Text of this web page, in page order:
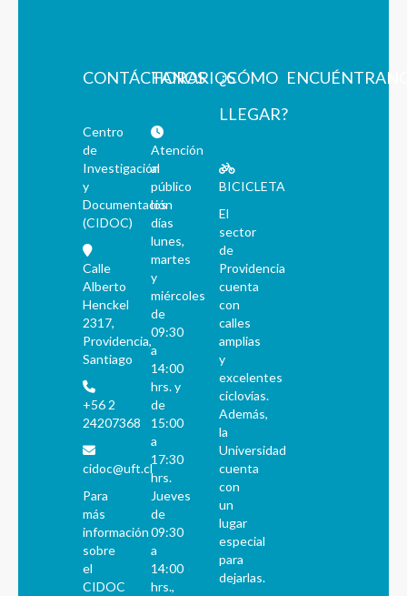
CONTÁCTANOS
Centro
de
Investigación
y
Documentación
(CIDOC)
Calle
Alberto
Henckel
2317,
Providencia,
Santiago
+56 2
24207368
cidoc@uft.cl
Para
más
información
sobre
el
CIDOC
HORARIOS
Atención
al
público
los
días
lunes,
martes
y
miércoles
de
09:30
a
14:00
hrs. y
de
15:00
a
17:30
hrs.
Jueves
de
09:30
a
14:00
hrs.,
¿CÓMO
LLEGAR?
BICICLETA
El
sector
de
Providencia
cuenta
con
calles
amplias
y
excelentes
ciclovías.
Además,
la
Universidad
cuenta
con
un
lugar
especial
para
dejarlas.